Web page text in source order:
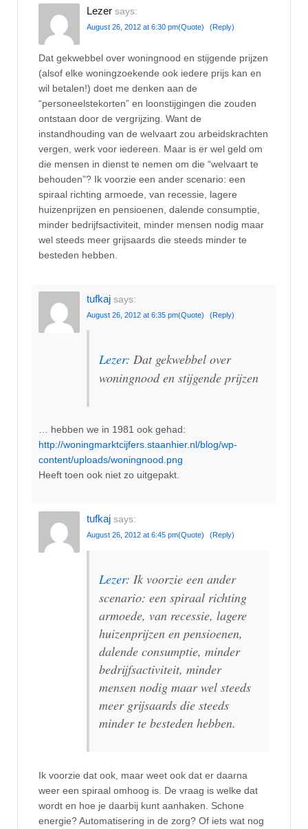
Lezer says:
August 26, 2012 at 6:30 pm(Quote) (Reply)
Dat gekwebbel over woningnood en stijgende prijzen
(alsof elke woningzoekende ook iedere prijs kan en
wil betalen!) doet me denken aan de
“personeelstekorten” en loonstijgingen die zouden
ontstaan door de vergrijzing. Want de
instandhouding van de welvaart zou arbeidskrachten
vergen, werk voor iedereen. Maar is er wel geld om
die mensen in dienst te nemen om die “welvaart te
behouden”? Ik voorzie een ander scenario: een
spiraal richting armoede, van recessie, lagere
huizenprijzen en pensioenen, dalende consumptie,
minder bedrijfsactiviteit, minder mensen nodig maar
wel steeds meer grijsaards die steeds minder te
besteden hebben.
tufkaj says:
August 26, 2012 at 6:35 pm(Quote) (Reply)
Lezer: Dat gekwebbel over
woningnood en stijgende prijzen
… hebben we in 1981 ook gehad:
http://woningmarktcijfers.staanhier.nl/blog/wp-
content/uploads/woningnood.png
Heeft toen ook niet zo uitgepakt.
tufkaj says:
August 26, 2012 at 6:45 pm(Quote) (Reply)
Lezer: Ik voorzie een ander
scenario: een spiraal richting
armoede, van recessie, lagere
huizenprijzen en pensioenen,
dalende consumptie, minder
bedrijfsactiviteit, minder
mensen nodig maar wel steeds
meer grijsaards die steeds
minder te besteden hebben.
Ik voorzie dat ook, maar weet ook dat er daarna
weer een spiraal omhoog is. De vraag is welke dat
wordt en hoe je daarbij kunt aanhaken. Schone
energie? Automatisering in de zorg? Of iets wat nog